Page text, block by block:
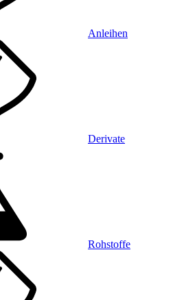
Anleihen
Derivate
Rohstoffe